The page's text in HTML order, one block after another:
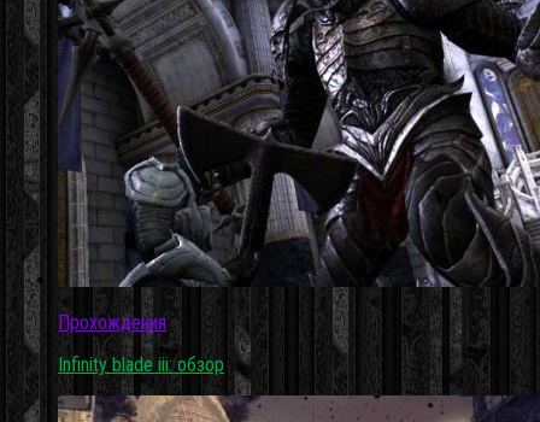
Прохождения
Infinity blade iii: обзор